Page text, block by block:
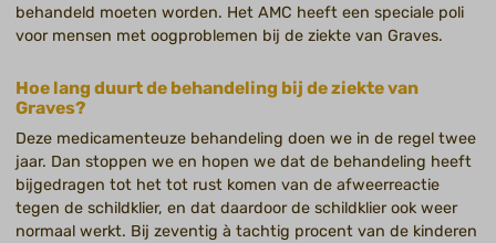
behandeld moeten worden. Het AMC heeft een speciale poli
voor mensen met oogproblemen bij de ziekte van Graves.
Hoe lang duurt de behandeling bij de ziekte van
Graves?
Deze medicamenteuze behandeling doen we in de regel twee
jaar. Dan stoppen we en hopen we dat de behandeling heeft
bijgedragen tot het tot rust komen van de afweerreactie
tegen de schildklier, en dat daardoor de schildklier ook weer
normaal werkt. Bij zeventig à tachtig procent van de kinderen